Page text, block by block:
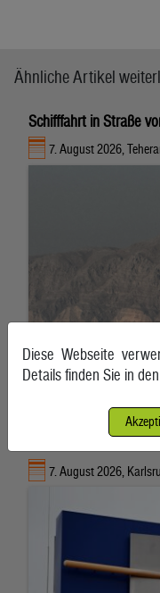
Ähnliche Artikel
Schifffahrt in Straße
7. August 2026,
EnBW bestätigt
7. August 2026,
Diese Webseite
Details finden Sie in den